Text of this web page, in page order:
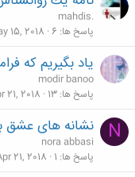
mahdis.
پاسخ ها 6
15, 2018
ياد بگيريم كه
modir banoo
پاسخ ها 13
21, 2018
N نشانه های عشق
nora abbasi
پاسخ ها 1
21, 2018